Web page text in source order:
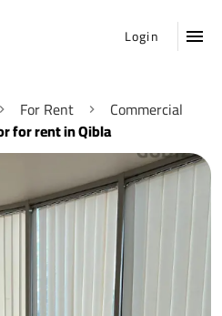
Login
For Rent
Commercial
for rent in Qibla